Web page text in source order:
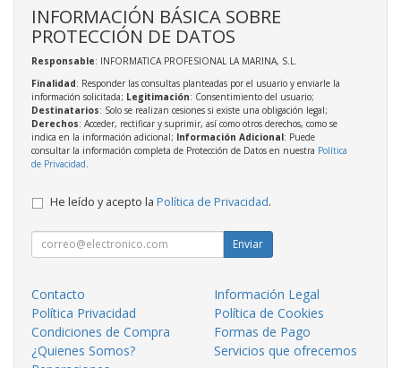
INFORMACIÓN BÁSICA SOBRE
PROTECCIÓN DE DATOS
Responsable: INFORMATICA PROFESIONAL LA MARINA, S.L.
Finalidad: Responder las consultas planteadas por el usuario y enviarle la
información solicitada; Legitimación: Consentimiento del usuario;
Destinatarios: Solo se realizan cesiones si existe una obligación legal;
Derechos: Acceder, rectificar y suprimir, así como otros derechos, como se
indica en la información adicional; Información Adicional: Puede
consultar la información completa de Protección de Datos en nuestra Política
de Privacidad
He leído y acepto la Política de Privacidad.
Enviar
Contacto
Información Legal
Política Privacidad
Política de Cookies
Condiciones de Compra
Formas de Pago
¿Quienes Somos?
Servicios que ofrecemos